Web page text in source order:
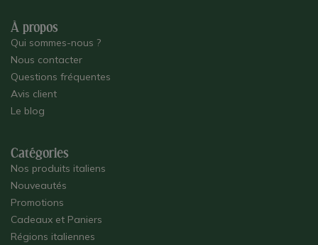
À propos
Qui sommes-nous ?
Nous contacter
Questions fréquentes
Avis client
Le blog
Catégories
Nos produits italiens
Nouveautés
Promotions
Cadeaux et Paniers
Régions italiennes